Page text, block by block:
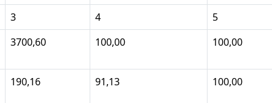
3 4 5
3700,60 100,00 100,00
190,16 91,13 100,00